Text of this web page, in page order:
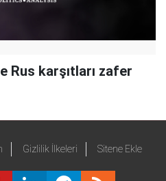
Rus karşıtları zafer
Gizlilik İlkeleri Sitene Ekle